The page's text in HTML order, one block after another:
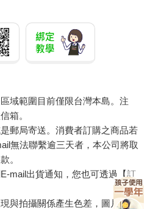
域範圍目前僅限台灣本島。注
箱。
郵局寄送。消費者訂購之商品若
無法聯繫逾三天者，本公司將取
。
mail出貨通知，您也可透過【訂
與拍攝關係產生色差，圖片僅供